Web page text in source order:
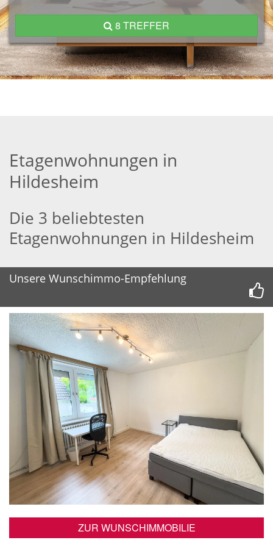
8 TREFFER
Etagenwohnungen in
Hildesheim
Die 3 beliebtesten
Etagenwohnungen in Hildesheim
Unsere Wunschimmo-Empfehlung
ZUR WUNSCHIMMOBILIE